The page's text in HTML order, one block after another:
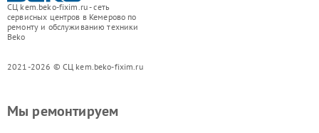
СЦ kem.beko-fixim.ru - сеть
сервисных центров в Кемерово по
ремонту и обслуживанию техники
Beko
2021-2026 © СЦ kem.beko-fixim.ru
Мы ремонтируем